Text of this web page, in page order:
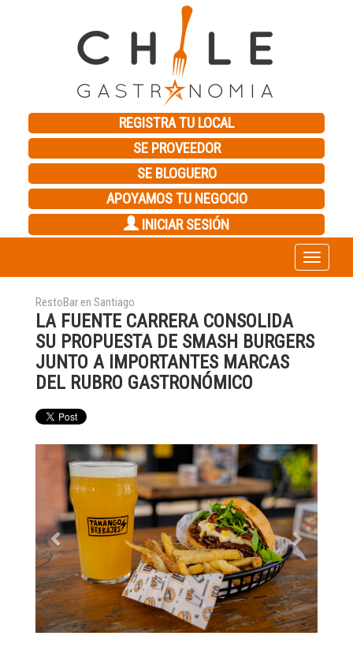
REGISTRA TU LOCAL
SE PROVEEDOR
SE BLOGUERO
APOYAMOS TU NEGOCIO
INICIAR SESIÓN
Toggle
navigation
RestoBar en Santiago
LA FUENTE CARRERA CONSOLIDA
SU PROPUESTA DE SMASH BURGERS
JUNTO A IMPORTANTES MARCAS
DEL RUBRO GASTRONÓMICO
Previous Next